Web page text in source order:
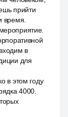
прийти
время.
в
для
в этом году
4000.